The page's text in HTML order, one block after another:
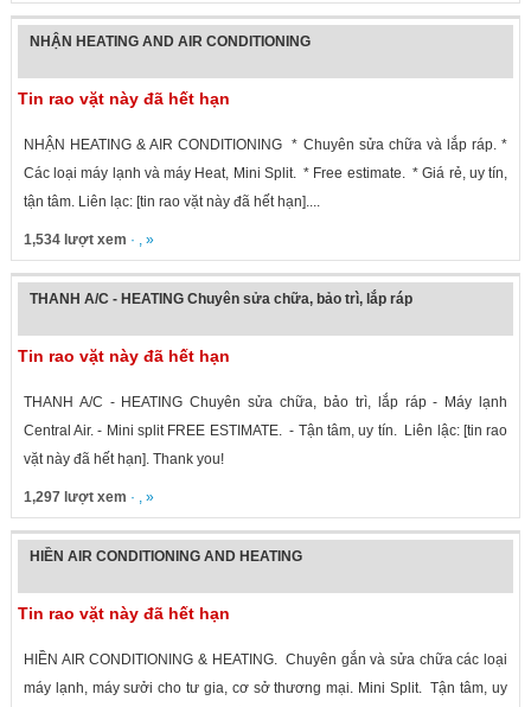
NHẬN HEATING AND AIR CONDITIONING
Tin rao vặt này đã hết hạn
NHẬN HEATING & AIR CONDITIONING * Chuyên sửa chữa và lắp ráp. *
Các loại máy lạnh và máy Heat, Mini Split. * Free estimate. * Giá rẻ, uy tín,
tận tâm. Liên lạc: [tin rao vặt này đã hết hạn]....
1,534 lượt xem · , »
THANH A/C - HEATING Chuyên sửa chữa, bảo trì, lắp ráp
Tin rao vặt này đã hết hạn
THANH A/C - HEATING Chuyên sửa chữa, bảo trì, lắp ráp - Máy lạnh
Central Air. - Mini split FREE ESTIMATE. - Tận tâm, uy tín. Liên lậc: [tin rao
vặt này đã hết hạn]. Thank you!
1,297 lượt xem · , »
HIỀN AIR CONDITIONING AND HEATING
Tin rao vặt này đã hết hạn
HIỀN AIR CONDITIONING & HEATING. Chuyên gắn và sửa chữa các loại
máy lạnh, máy sưởi cho tư gia, cơ sở thương mại. Mini Split. Tận tâm, uy